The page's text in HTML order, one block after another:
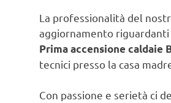
La professionalità del
aggiornamento
Prima accensione caldaie
tecnici presso la casa
Con passione e serietà ci